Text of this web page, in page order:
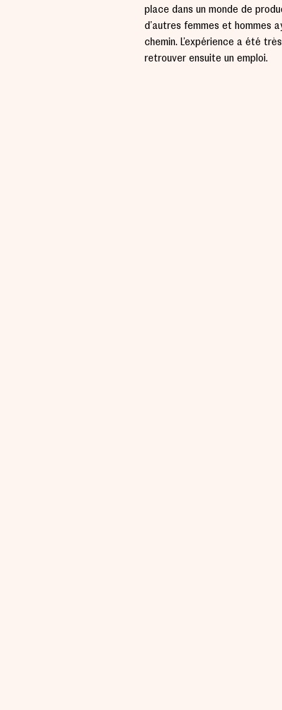
place dans un monde de
d’autres femmes et hommes
chemin. L’expérience a été
retrouver ensuite un emploi.